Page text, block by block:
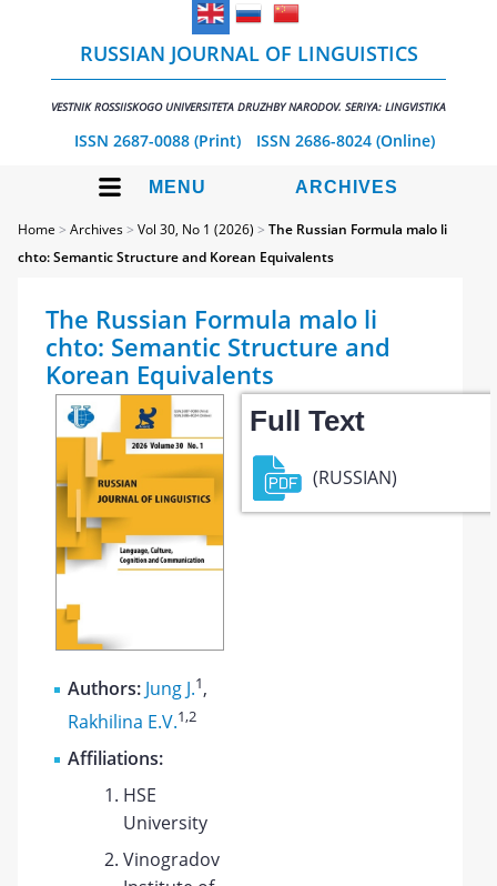
RUSSIAN JOURNAL OF LINGUISTICS
VESTNIK ROSSIISKOGO UNIVERSITETA DRUZHBY NARODOV. SERIYA: LINGVISTIKA
ISSN 2687-0088 (Print) ISSN 2686-8024 (Online)
MENU ARCHIVES
Home >Archives>Vol 30, No 1 (2026) >The Russian Formula malo li
chto: Semantic Structure and Korean Equivalents
The Russian Formula malo li
chto: Semantic Structure and
Korean Equivalents
Authors: Jung J.1,
Rakhilina E.V.1,2
Affiliations:
HSE
University
Vinogradov
Full Text
(RUSSIAN)